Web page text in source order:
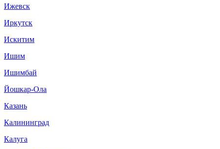
Ижевск
Иркутск
Искитим
Ишим
Ишимбай
Йошкар-Ола
Казань
Калининград
Калуга